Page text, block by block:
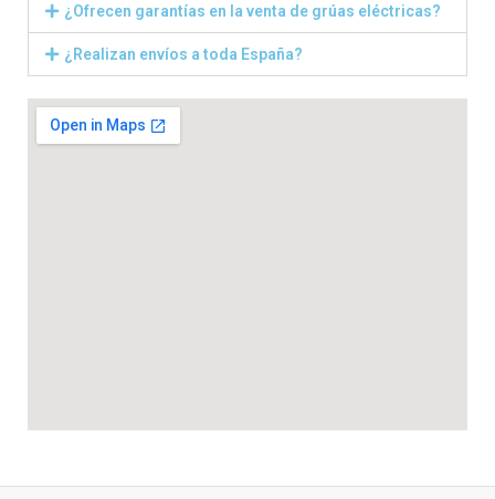
¿Ofrecen garantías en la venta de grúas eléctricas?
¿Realizan envíos a toda España?